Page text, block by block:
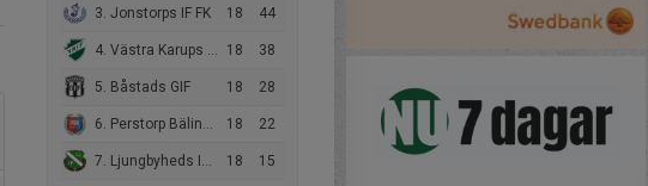
3. Jonstorps IF FK 18 44
4. Västra Karups FK 18 38
5. Båstads GIF 18 28
6. Perstorp Bälinge IK 18 22
7. Ljungbyheds IF (9m) 18 15